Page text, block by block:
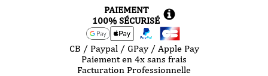
PAIEMENT
100% SÉCURISÉ
CB / Paypal / GPay / Apple Pay
Paiement en 4x sans frais
Facturation Professionnelle